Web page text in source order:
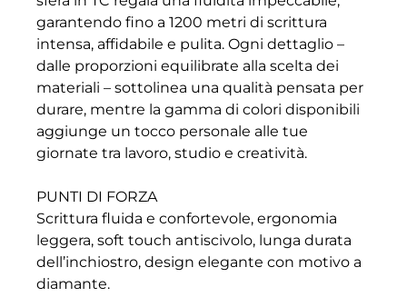
garantendo fino a 1200 metri di scrittura
intensa, affidabile e pulita. Ogni dettaglio –
dalle proporzioni equilibrate alla scelta dei
materiali – sottolinea una qualità pensata per
durare, mentre la gamma di colori disponibili
aggiunge un tocco personale alle tue
giornate tra lavoro, studio e creatività.
PUNTI DI FORZA
Scrittura fluida e confortevole, ergonomia
leggera, soft touch antiscivolo, lunga durata
dell’inchiostro, design elegante con motivo a
diamante.